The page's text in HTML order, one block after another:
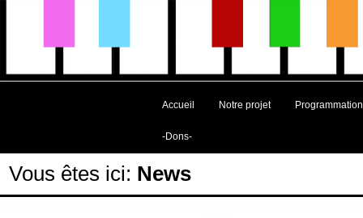
Accueil Notre projet Programmation
-Dons-
Vous êtes ici: News